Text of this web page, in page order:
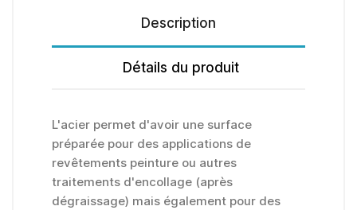
Description
Détails du produit
L'acier permet d'avoir une surface
préparée pour des applications de
revêtements peinture ou autres
traitements d'encollage (après
dégraissage) mais également pour des